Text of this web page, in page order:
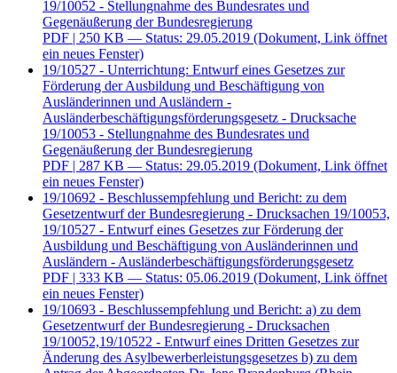
19/10052 - Stellungnahme des Bundesrates und
Gegenäußerung der Bundesregierung
PDF | 250 KB — Status: 29.05.2019 (Dokument, Link öffnet
ein neues Fenster)
19/10527 - Unterrichtung: Entwurf eines Gesetzes zur
Förderung der Ausbildung und Beschäftigung von
Ausländerinnen und Ausländern -
Ausländerbeschäftigungsförderungsgesetz - Drucksache
19/10053 - Stellungnahme des Bundesrates und
Gegenäußerung der Bundesregierung
PDF | 287 KB — Status: 29.05.2019 (Dokument, Link öffnet
ein neues Fenster)
19/10692 - Beschlussempfehlung und Bericht: zu dem
Gesetzentwurf der Bundesregierung - Drucksachen 19/10053,
19/10527 - Entwurf eines Gesetzes zur Förderung der
Ausbildung und Beschäftigung von Ausländerinnen und
Ausländern - Ausländerbeschäftigungsförderungsgesetz
PDF | 333 KB — Status: 05.06.2019 (Dokument, Link öffnet
ein neues Fenster)
19/10693 - Beschlussempfehlung und Bericht: a) zu dem
Gesetzentwurf der Bundesregierung - Drucksachen
19/10052,19/10522 - Entwurf eines Dritten Gesetzes zur
Änderung des Asylbewerberleistungsgesetzes b) zu dem